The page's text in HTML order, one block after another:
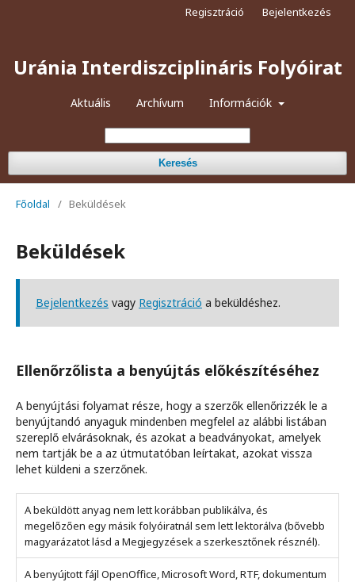
Uránia Interdiszciplináris Folyóirat
Aktuális Archívum Információk
Keresés
Regisztráció Bejelentkezés
Főoldal / Beküldések
Beküldések
Bejelentkezés vagy Regisztráció a beküldéshez.
Ellenőrzőlista a benyújtás előkészítéséhez
A benyújtási folyamat része, hogy a szerzők ellenőrizzék le a
benyújtandó anyaguk mindenben megfelel az alábbi listában
szereplő elvárásoknak, és azokat a beadványokat, amelyek
nem tartják be a az útmutatóban leírtakat, azokat vissza
lehet küldeni a szerzőnek.
A beküldött anyag nem lett korábban publikálva, és
megelőzően egy másik folyóiratnál sem lett lektorálva (bővebb
magyarázatot lásd a Megjegyzések a szerkesztőnek résznél).
A benyújtott fájl OpenOffice, Microsoft Word, RTF, dokumentum